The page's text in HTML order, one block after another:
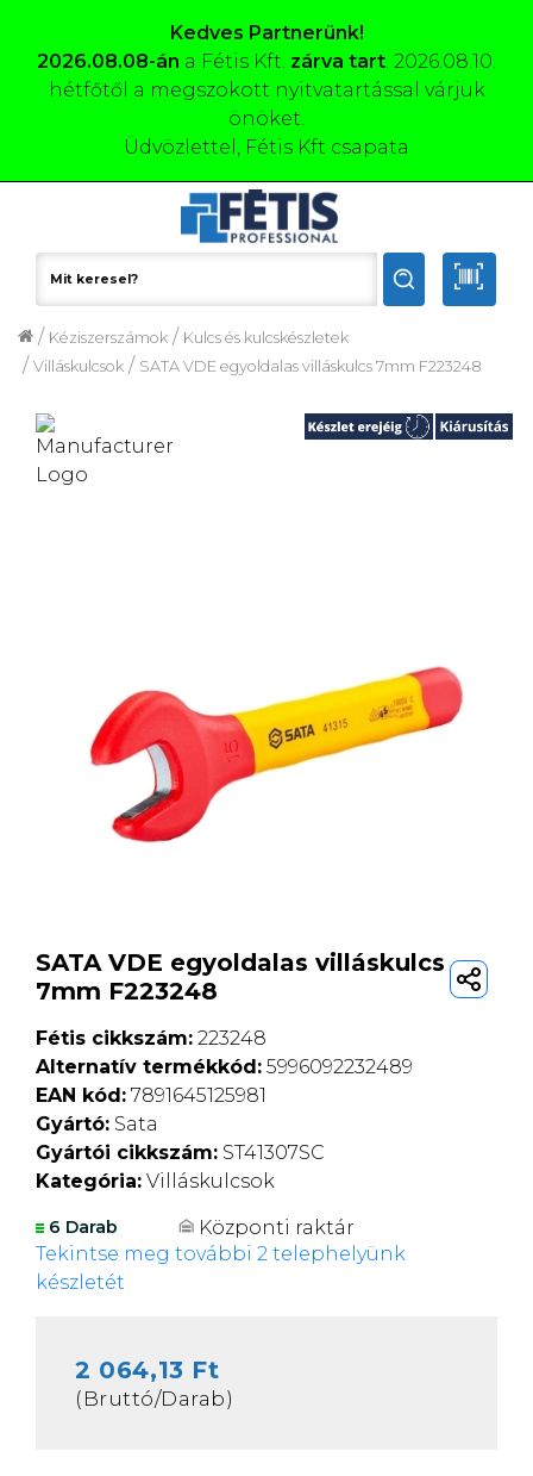
Kedves Partnerünk!
2026.08.08-án a Fétis Kft. zárva tart. 2026.08.10.
hétfőtől a megszokott nyitvatartással várjuk
önöket.
Üdvözlettel, Fétis Kft csapata
SATA VDE egyoldalas villáskulcs 7mm F223248
/
Villáskulcsok
/
Kulcs és kulcskészletek
/
Kéziszerszámok
/
SATA VDE egyoldalas villáskulcs
7mm F223248
Fétis cikkszám: 223248
Alternatív termékkód: 5996092232489
EAN kód: 7891645125981
Gyártó: Sata
Gyártói cikkszám: ST41307SC
Kategória: Villáskulcsok
6 Darab
Központi raktár
Tekintse meg további 2 telephelyünk
készletét
2 064,13 Ft
(Bruttó/Darab)